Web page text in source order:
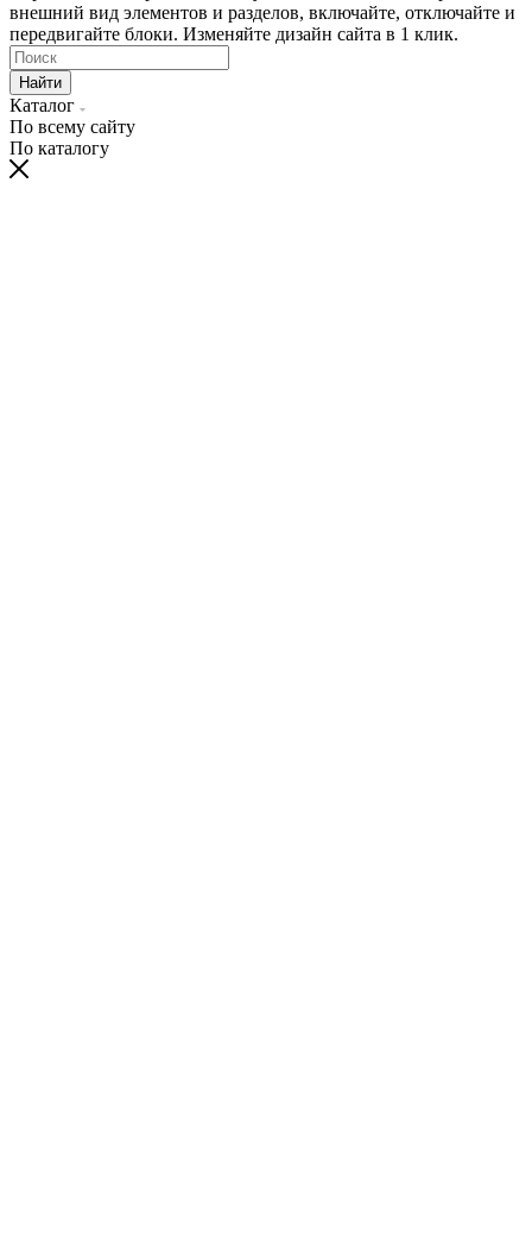
внешний вид элементов и разделов, включайте, отключайте и
передвигайте блоки. Изменяйте дизайн сайта в 1 клик.
Найти
Каталог
По всему сайту
По каталогу